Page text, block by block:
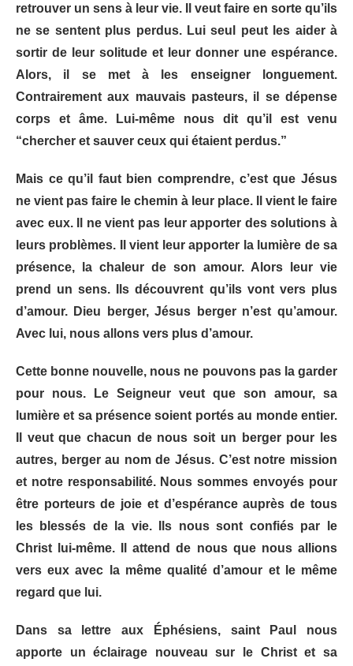
retrouver un sens à leur vie. Il veut faire en sorte qu’ils
ne se sentent plus perdus. Lui seul peut les aider à
sortir de leur solitude et leur donner une espérance.
Alors, il se met à les enseigner longuement.
Contrairement aux mauvais pasteurs, il se dépense
corps et âme. Lui-même nous dit qu’il est venu
“chercher et sauver ceux qui étaient perdus.”
Mais ce qu’il faut bien comprendre, c’est que Jésus
ne vient pas faire le chemin à leur place. Il vient le faire
avec eux. Il ne vient pas leur apporter des solutions à
leurs problèmes. Il vient leur apporter la lumière de sa
présence, la chaleur de son amour. Alors leur vie
prend un sens. Ils découvrent qu’ils vont vers plus
d’amour. Dieu berger, Jésus berger n’est qu’amour.
Avec lui, nous allons vers plus d’amour.
Cette bonne nouvelle, nous ne pouvons pas la garder
pour nous. Le Seigneur veut que son amour, sa
lumière et sa présence soient portés au monde entier.
Il veut que chacun de nous soit un berger pour les
autres, berger au nom de Jésus. C’est notre mission
et notre responsabilité. Nous sommes envoyés pour
être porteurs de joie et d’espérance auprès de tous
les blessés de la vie. Ils nous sont confiés par le
Christ lui-même. Il attend de nous que nous allions
vers eux avec la même qualité d’amour et le même
regard que lui.
Dans sa lettre aux Éphésiens, saint Paul nous
apporte un éclairage nouveau sur le Christ et sa